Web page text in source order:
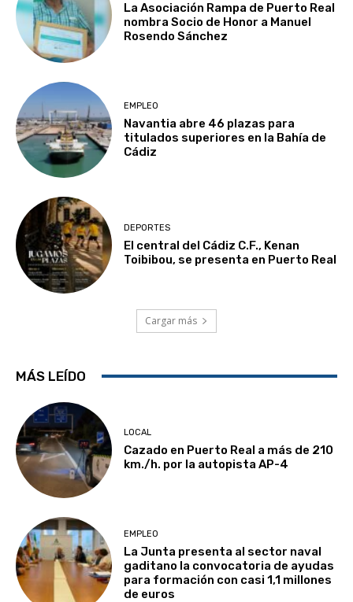
La Asociación Rampa de Puerto Real
nombra Socio de Honor a Manuel
Rosendo Sánchez
EMPLEO
Navantia abre 46 plazas para
titulados superiores en la Bahía de
Cádiz
DEPORTES
El central del Cádiz C.F., Kenan
Toibibou, se presenta en Puerto Real
Cargar más
MÁS LEÍDO
LOCAL
Cazado en Puerto Real a más de 210
km./h. por la autopista AP-4
EMPLEO
La Junta presenta al sector naval
gaditano la convocatoria de ayudas
para formación con casi 1,1 millones
de euros